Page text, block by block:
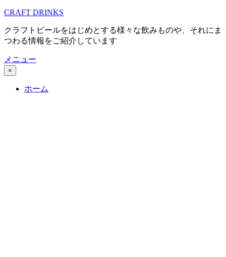
コ
テ
ン
ツ
へ
移
CRAFT DRINKS
クラフトビールをはじめとする様々な飲みものや、それにま
つわる情報をご紹介しています
メニュー
×
ホーム